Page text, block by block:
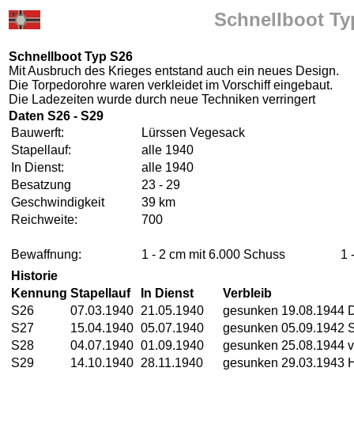
Schnellboot
Schnellboot Typ S26
Mit Ausbruch des Krieges entstand auch ein neues Design.
Die Torpedorohre waren verkleidet im Vorschiff eingebaut.
Die Ladezeiten wurde durch neue Techniken verringert
Daten S26 - S29
Bauwerft:
Lürssen Vegesack
Stapellauf:
alle 1940
In Dienst:
alle 1940
Besatzung
23 - 29
Geschwindigkeit
39 km
Reichweite:
700
Bewaffnung: 1 - 2 cm mit 6.000 Schuss
1
Historie
Kennung Stapellauf In Dienst
Verbleib
S26
07.03.1940 21.05.1940
gesunken 19.08.1944
S27
15.04.1940 05.07.1940
gesunken 05.09.1942
S28
04.07.1940 01.09.1940
gesunken 25.08.1944
S29
14.10.1940 28.11.1940 gesunken 29.03.1943